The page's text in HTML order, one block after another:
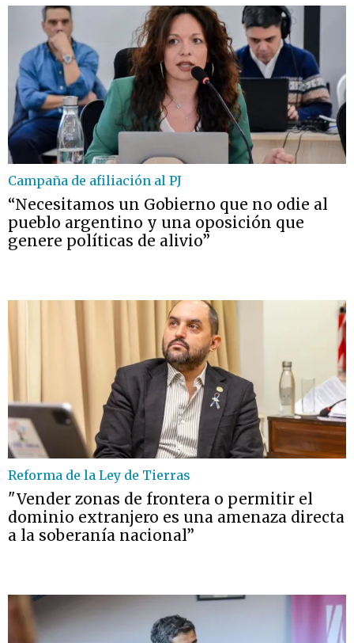
Campaña de afiliación al PJ
“Necesitamos un Gobierno que no odie al
pueblo argentino y una oposición que
genere políticas de alivio”
Reforma de la Ley de Tierras
"Vender zonas de frontera o permitir el
dominio extranjero es una amenaza directa
a la soberanía nacional”